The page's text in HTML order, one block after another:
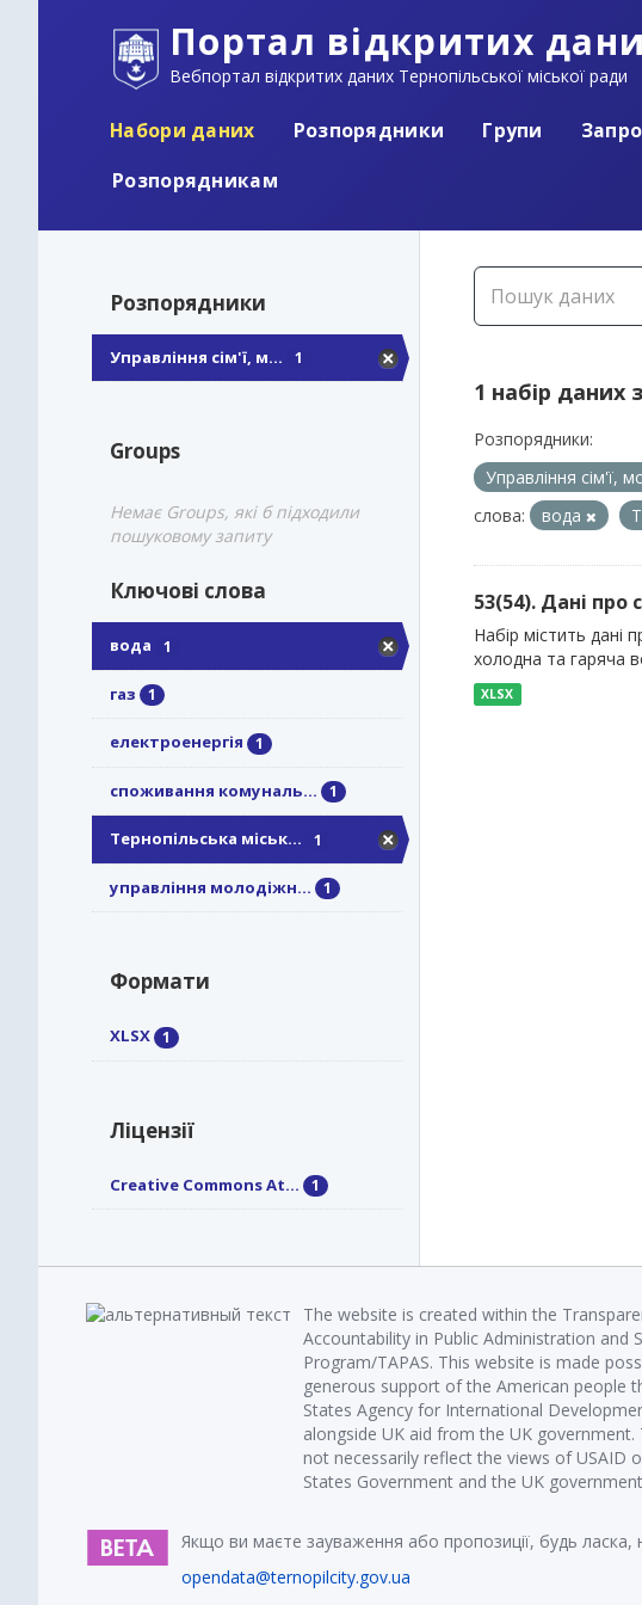
Портал відкритих
Вебпортал відкритих даних Тернопільської міської ради
Набори даних Розпорядники Групи
Розпорядникам
Розпорядники
Управління сім'ї, м... 1
Groups
Немає Groups, які б підходили
пошуковому запиту
Ключові слова
вода 1
газ 1
електроенергія 1
споживання комуналь... 1
Тернопільська міськ... 1
управління молодіжн... 1
Формати
XLSX 1
Ліцензії
Creative Commons At... 1
1 набір даних
Розпорядники:
Управління сім'ї,
слова:
вода
53(54). Дані
Набір містить дані
холодна та гаряча
XLSX
The website is created within the
Accountability in Public Administration and
Program/TAPAS. This website is made
generous support of the American people
States Agency for International
alongside UK aid from the UK
not necessarily reflect the views of USAID
States Government and the UK
Якщо ви маєте зауваження або пропозиції, будь ласка,
opendata@ternopilcity.gov.ua